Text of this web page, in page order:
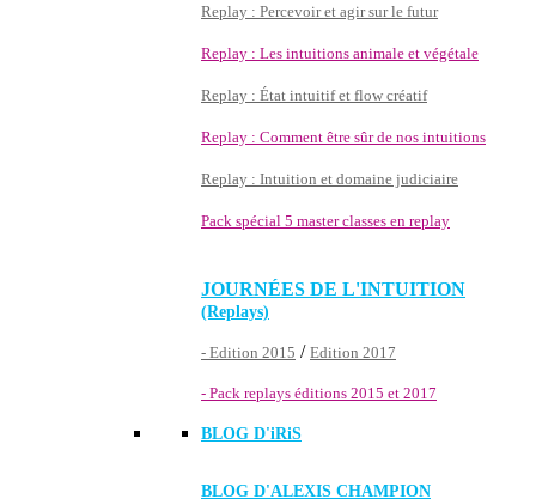
Replay : Percevoir et agir sur le futur
Replay : Les intuitions animale et végétale
Replay : État intuitif et flow créatif
Replay : Comment être sûr de nos intuitions
Replay : Intuition et domaine judiciaire
Pack spécial 5 master classes en replay
JOURNÉES DE L'INTUITION
(Replays)
- Edition 2015 / Edition 2017
- Pack replays éditions 2015 et 2017
BLOG D'iRiS
BLOG D'ALEXIS CHAMPION